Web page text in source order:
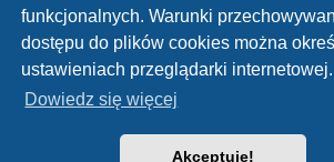
funkcjonalnych. Warunki
dostępu do plików cookies można
ustawieniach przeglądarki internetowej.
Dowiedz się więcej
Akceptuję!
Strona główna
Technologię dostarczaphpBB® Forum Software © phpBB
Polski pakiet językowy dostarczaphpBB.pl